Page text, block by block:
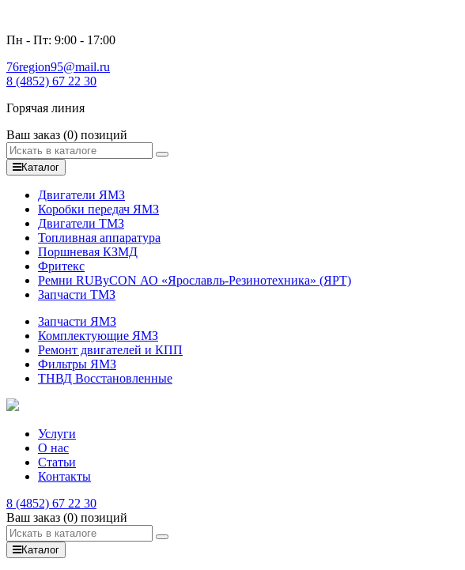
Пн - Пт: 9:00 - 17:00
76region95@mail.ru
8 (4852) 67 22 30
Горячая линия
Ваш заказ (0) позиций
Каталог
Двигатели ЯМЗ
Коробки передач ЯМЗ
Двигатели ТМЗ
Топливная аппаратура
Поршневая КЗМД
Фритекс
Ремни RUByCON АО «Ярославль-Резинотехника» (ЯРТ)
Запчасти ТМЗ
Запчасти ЯМЗ
Комплектующие ЯМЗ
Ремонт двигателей и КПП
Фильтры ЯМЗ
ТНВД Восстановленные
Услуги
О нас
Статьи
Контакты
8 (4852) 67 22 30
Ваш заказ (0) позиций
Каталог